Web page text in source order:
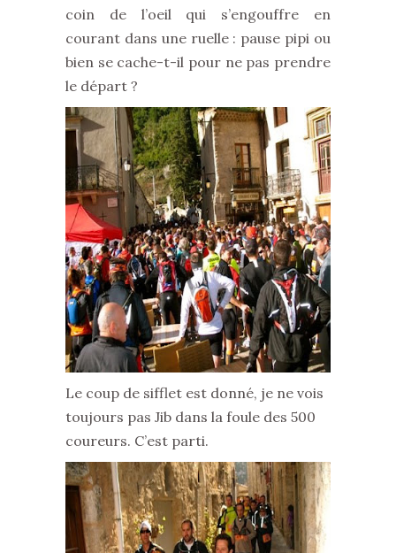
coin de l’oeil qui s’engouffre en
courant dans une ruelle : pause pipi ou
bien se cache-t-il pour ne pas prendre
le départ ?
Le coup de sifflet est donné, je ne vois
toujours pas Jib dans la foule des 500
coureurs. C’est parti.